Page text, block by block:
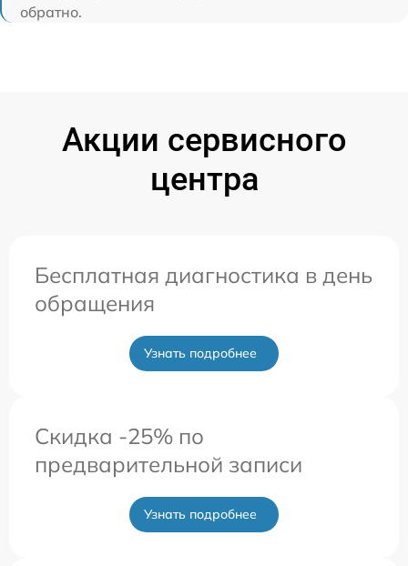
обратно.
Акции сервисного
центра
Бесплатная диагностика в день
обращения
Узнать подробнее
Скидка -25% по
предварительной записи
Узнать подробнее